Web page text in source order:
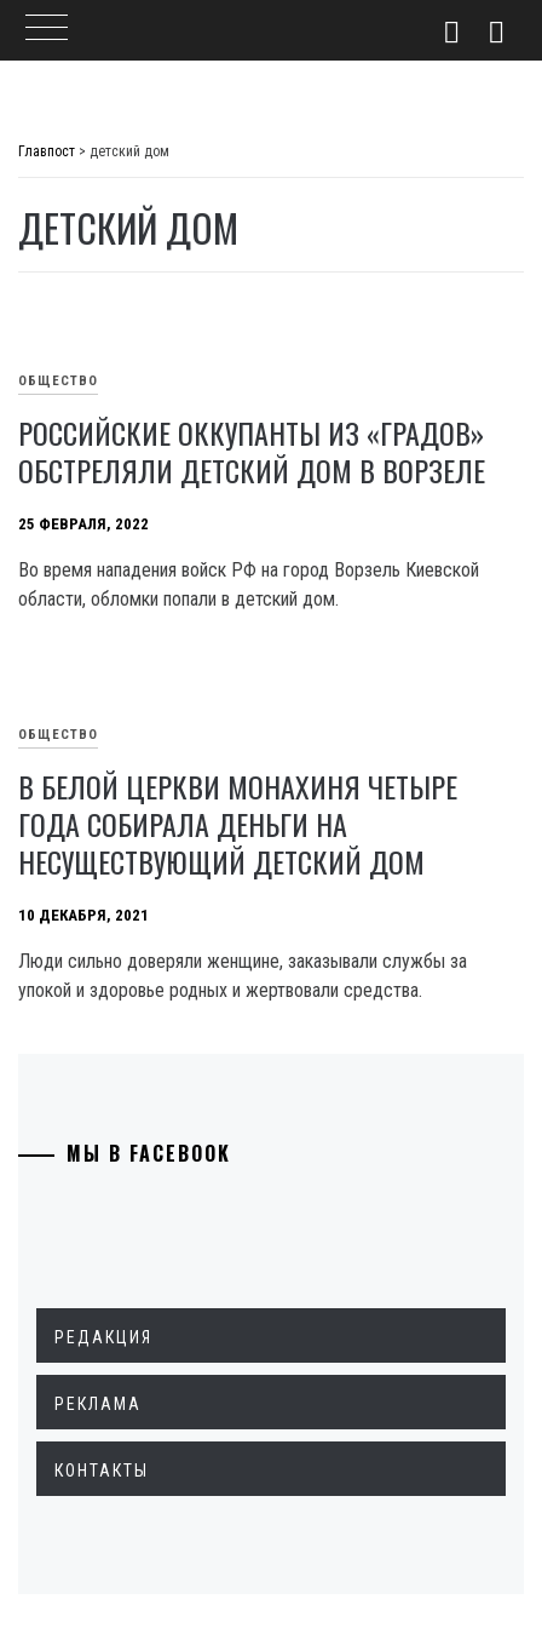
Главпост > детский дом
ДЕТСКИЙ ДОМ
ОБЩЕСТВО
РОССИЙСКИЕ ОККУПАНТЫ ИЗ «ГРАДОВ»
ОБСТРЕЛЯЛИ ДЕТСКИЙ ДОМ В ВОРЗЕЛЕ
25 ФЕВРАЛЯ, 2022
Во время нападения войск РФ на город Ворзель Киевской
области, обломки попали в детский дом.
ОБЩЕСТВО
В БЕЛОЙ ЦЕРКВИ МОНАХИНЯ ЧЕТЫРЕ
ГОДА СОБИРАЛА ДЕНЬГИ НА
НЕСУЩЕСТВУЮЩИЙ ДЕТСКИЙ ДОМ
10 ДЕКАБРЯ, 2021
Люди сильно доверяли женщине, заказывали службы за
упокой и здоровье родных и жертвовали средства.
МЫ В FACEBOOK
РЕДАКЦИЯ
РЕКЛАМА
КОНТАКТЫ